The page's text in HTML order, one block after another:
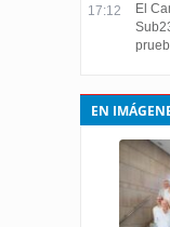
17:12
El
EN